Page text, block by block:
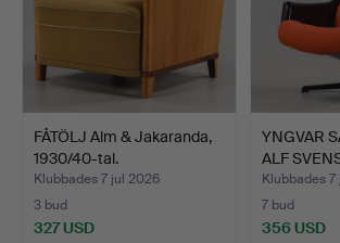
FÅTÖLJ Alm & Jakaranda,
1930/40-tal.
Klubbades 7 jul 2026
3 bud
327 USD
YNGVAR
ALF
Snurrfåtö…
Klubbades
7 bud
356 USD